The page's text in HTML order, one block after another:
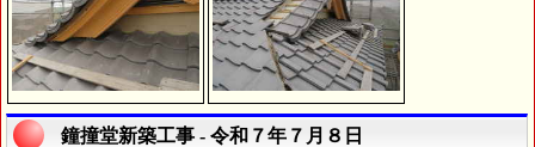
鐘撞堂新築工事 - 令和７年７月８日